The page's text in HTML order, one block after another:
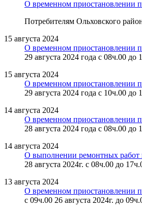
О временном приостановлении
Потребителям Ольховского
15 августа 2024
О временном приостановлении
29 августа 2024 года с 08ч.00 до
15 августа 2024
О временном приостановлении
29 августа 2024 года с 10ч.00
14 августа 2024
О временном приостановлении
28 августа 2024 года с 08ч.00 до
14 августа 2024
О выполнении ремонтных работ
28 августа 2024г. с 08ч.00 до
13 августа 2024
О временном приостановлении
с 09ч.00 26 августа 2024г. до